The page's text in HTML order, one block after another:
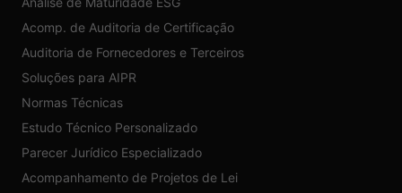
Acomp. de Auditoria de Certificação
Auditoria de Fornecedores e Terceiros
Soluções para AIPR
Normas Técnicas
Estudo Técnico Personalizado
Parecer Jurídico Especializado
Acompanhamento de Projetos de Lei